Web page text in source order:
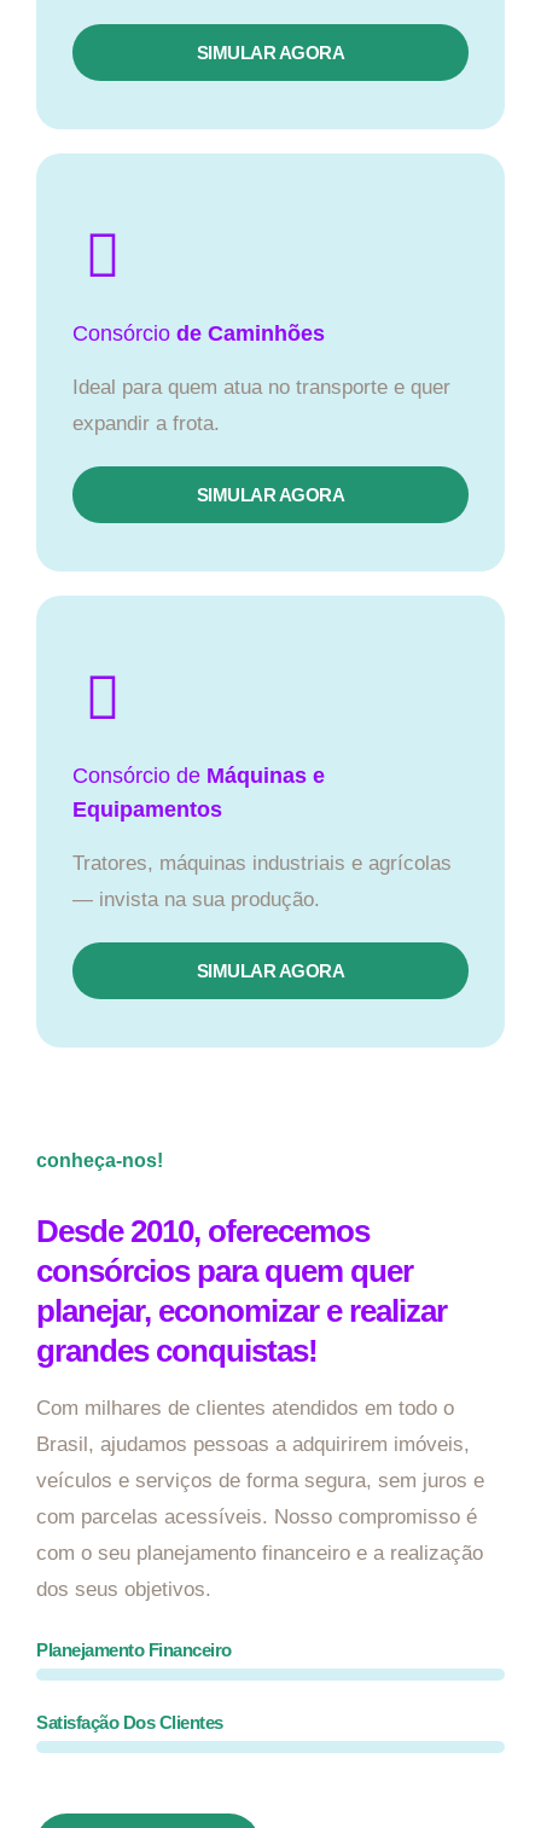
SIMULAR AGORA
Consórcio de Caminhões
Ideal para quem atua no transporte e quer
expandir a frota.
SIMULAR AGORA
Consórcio de Máquinas e
Equipamentos
Tratores, máquinas industriais e agrícolas
— invista na sua produção.
SIMULAR AGORA
conheça-nos!
Desde 2010, oferecemos
consórcios para quem quer
planejar, economizar e realizar
grandes conquistas!
Com milhares de clientes atendidos em todo o
Brasil, ajudamos pessoas a adquirirem imóveis,
veículos e serviços de forma segura, sem juros e
com parcelas acessíveis. Nosso compromisso é
com o seu planejamento financeiro e a realização
dos seus objetivos.
Planejamento Financeiro
Satisfação Dos Clientes